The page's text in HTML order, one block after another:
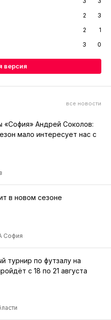
2
3
2
1
3 0
версия
все новости
«София» Андрей Соколов:
мало интересует нас с
в новом сезоне
София
турнир по футзалу на
с 18 по 21 августа